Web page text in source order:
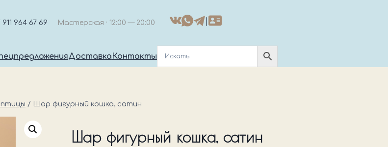
964 67 69 Мастерская · 12:00 — 20:00
Доставка Контакты
/ Шар фигурный кошка, сатин
Шар фигурный кошка, сатин